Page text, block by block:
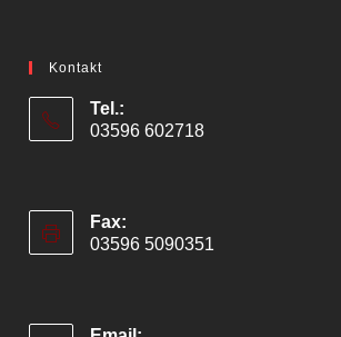
Kontakt
Tel.:
03596 602718
Fax:
03596 5090351